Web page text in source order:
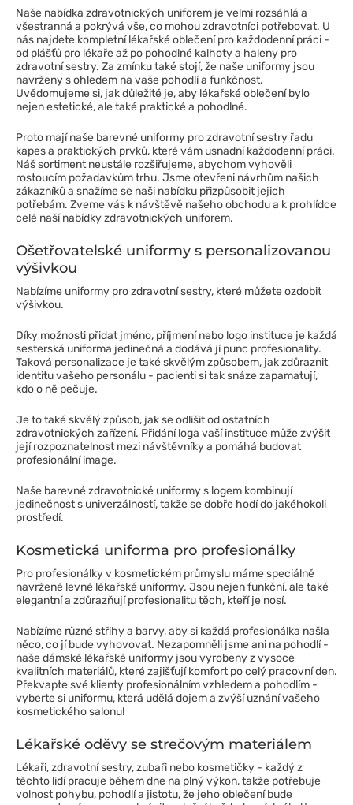
Naše nabídka zdravotnických uniforem je velmi rozsáhlá a
všestranná a pokrývá vše, co mohou zdravotníci potřebovat. U
nás najdete kompletní lékařské oblečení pro každodenní práci -
od plášťů pro lékaře až po pohodlné kalhoty a haleny pro
zdravotní sestry. Za zmínku také stojí, že naše uniformy jsou
navrženy s ohledem na vaše pohodlí a funkčnost.
Uvědomujeme si, jak důležité je, aby lékařské oblečení bylo
nejen estetické, ale také praktické a pohodlné.
Proto mají naše barevné uniformy pro zdravotní sestry řadu
kapes a praktických prvků, které vám usnadní každodenní práci.
Náš sortiment neustále rozšiřujeme, abychom vyhověli
rostoucím požadavkům trhu. Jsme otevřeni návrhům našich
zákazníků a snažíme se naši nabídku přizpůsobit jejich
potřebám. Zveme vás k návštěvě našeho obchodu a k prohlídce
celé naší nabídky zdravotnických uniforem.
Ošetřovatelské uniformy s personalizovanou
výšivkou
Nabízíme uniformy pro zdravotní sestry, které můžete ozdobit
výšivkou.
Díky možnosti přidat jméno, příjmení nebo logo instituce je každá
sesterská uniforma jedinečná a dodává jí punc profesionality.
Taková personalizace je také skvělým způsobem, jak zdůraznit
identitu vašeho personálu - pacienti si tak snáze zapamatují,
kdo o ně pečuje.
Je to také skvělý způsob, jak se odlišit od ostatních
zdravotnických zařízení. Přidání loga vaší instituce může zvýšit
její rozpoznatelnost mezi návštěvníky a pomáhá budovat
profesionální image.
Naše barevné zdravotnické uniformy s logem kombinují
jedinečnost s univerzálností, takže se dobře hodí do jakéhokoli
prostředí.
Kosmetická uniforma pro profesionálky
Pro profesionálky v kosmetickém průmyslu máme speciálně
navržené levné lékařské uniformy. Jsou nejen funkční, ale také
elegantní a zdůrazňují profesionalitu těch, kteří je nosí.
Nabízíme různé střihy a barvy, aby si každá profesionálka našla
něco, co jí bude vyhovovat. Nezapomněli jsme ani na pohodlí -
naše dámské lékařské uniformy jsou vyrobeny z vysoce
kvalitních materiálů, které zajišťují komfort po celý pracovní den.
Překvapte své klienty profesionálním vzhledem a pohodlím -
vyberte si uniformu, která udělá dojem a zvýší uznání vašeho
kosmetického salonu!
Lékařské oděvy se strečovým materiálem
Lékaři, zdravotní sestry, zubaři nebo kosmetičky - každý z
těchto lidí pracuje během dne na plný výkon, takže potřebuje
volnost pohybu, pohodlí a jistotu, že jeho oblečení bude